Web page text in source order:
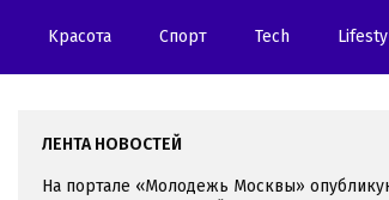
Kрасота Спорт Tech
ЛЕНТА НОВОСТЕЙ
На портале «Молодежь Москвы»